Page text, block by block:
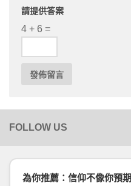
請提供答案
4 + 6 =
為你推薦：信仰不像你預期